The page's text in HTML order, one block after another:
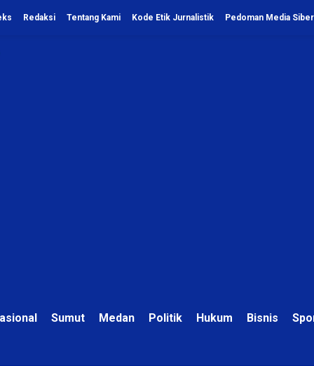
Redaksi Tentang Kami Kode Etik Jurnalistik Pedoman Media Siber
Sumut Medan Politik Hukum Bisnis